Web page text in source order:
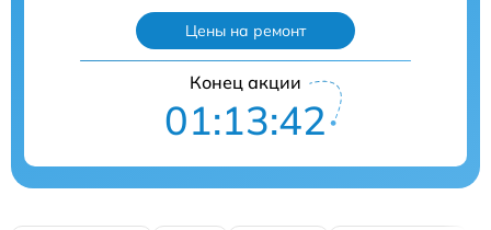
Цены на ремонт
Конец акции
01:13:41